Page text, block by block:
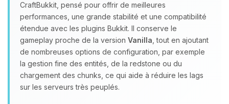
CraftBukkit, pensé pour offrir de meilleures
performances, une grande stabilité et une compatibilité
étendue avec les plugins Bukkit. Il conserve le
gameplay proche de la version Vanilla , tout en ajoutant
de nombreuses options de configuration, par exemple
la gestion fine des entités, de la redstone ou du
chargement des chunks, ce qui aide à réduire les lags
sur les serveurs très peuplés.
Youpi, enfin quelqu’un pour me
parler ! Moi c’est Choupy, ton petit
assistant BoxToPlay. Dis-moi ce dont
tu as besoin et je vais remuer mes
petits circuits pour t’aider.
07/08/2026 à 22:51